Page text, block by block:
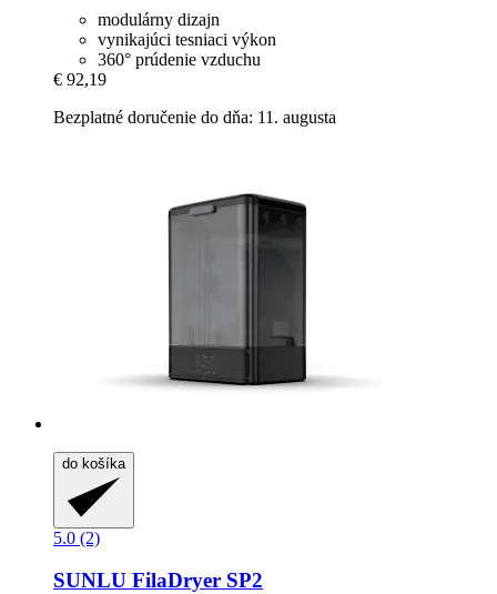
modulárny dizajn
vynikajúci tesniaci výkon
360° prúdenie vzduchu
€ 92,19
Bezplatné doručenie do dňa: 11. augusta
do košíka
5.0 (2)
SUNLU FilaDryer SP2